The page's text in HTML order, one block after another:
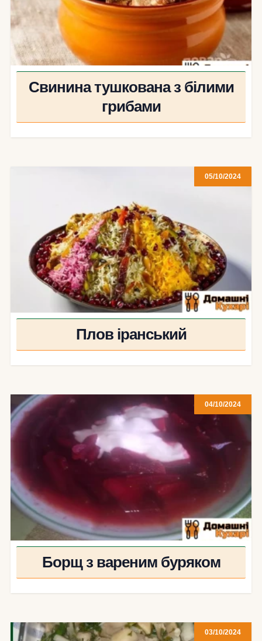
Свинина тушкована з білими
грибами
05/10/2024
Плов іранський
04/10/2024
Борщ з вареним буряком
03/10/2024